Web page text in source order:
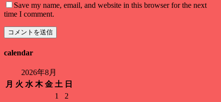
Save my name, email, and website in this browser for the next
time I comment.
calendar
2026年8月
月 火 水 木 金 土 日
1
2